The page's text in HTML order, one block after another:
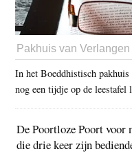
Pakhuis van Verlangen
In het Boeddhistisch
nog een tijdje op de leestafel
De Poortloze Poort voor
die drie keer zijn